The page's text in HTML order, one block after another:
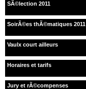
SÃ©lection 2011
SoirÃ©es thÃ©matiques 2011
Vaulx court ailleurs
Horaires et tarifs
Jury et rÃ©compenses